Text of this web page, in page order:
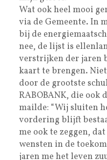
Wat ook heel mooi
via de Gemeente. In
bij de
nee, de lijst is
verstrijken der jaren
kaart te brengen.
door de grootste
RABOBANK, die ook
mailde: “Wij sluiten
vordering blijft
me ook te zeggen,
wensten in de
jaren me het leven